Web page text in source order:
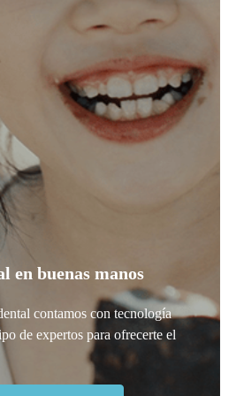
en buenas manos
contamos con tecnología
de expertos para ofrecerte el